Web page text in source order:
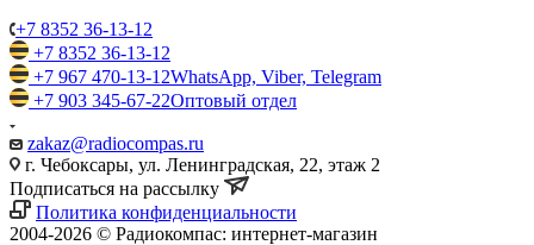
+7 8352 36-13-12
+7 8352 36-13-12
+7 967 470-13-12WhatsApp, Viber, Telegram
+7 903 345-67-22Оптовый отдел
zakaz@radiocompas.ru
г. Чебоксары, ул. Ленинградская, 22, этаж 2
Подписаться на рассылку
Политика конфиденциальности
2004-2026 © Радиокомпас: интернет-магазин